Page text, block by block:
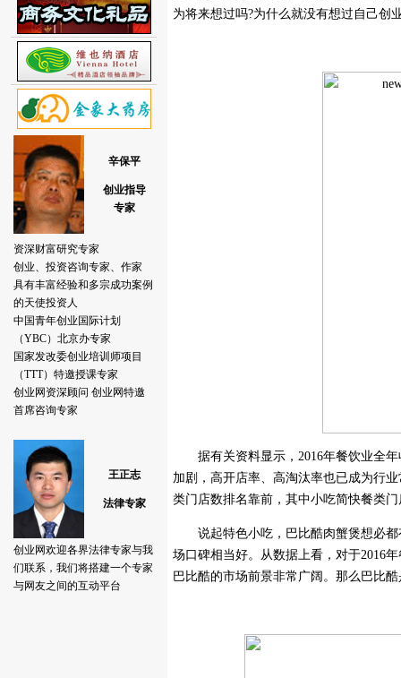
为将来想过吗?为什么就没有想过自己创
据有关资料显示，2016年餐饮业全年
加剧，高开店率、高淘汰率也已成为行
类门店数排名靠前，其中小吃简快餐类
说起特色小吃，巴比酷肉蟹煲想必都
场口碑相当好。从数据上看，对于2016
巴比酷的市场前景非常广阔。那么巴比